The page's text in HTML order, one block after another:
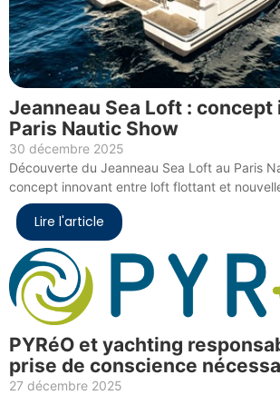
Jeanneau Sea Loft : concept
Paris Nautic Show
30 décembre 2025
Découverte du Jeanneau Sea Loft au Paris
concept innovant entre loft flottant et
Lire l'article
PYRéO et yachting
prise de conscience
27 décembre 2025